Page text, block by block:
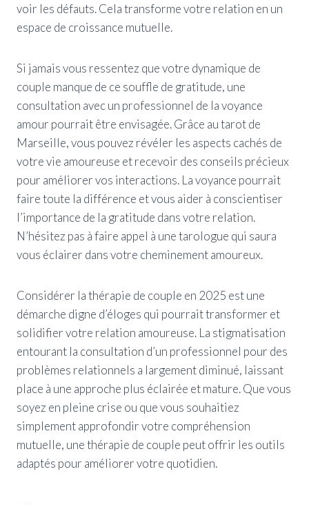
voir les défauts. Cela transforme votre relation en un
espace de croissance mutuelle.
Si jamais vous ressentez que votre dynamique de
couple manque de ce souffle de gratitude, une
consultation avec un professionnel de la voyance
amour pourrait être envisagée. Grâce au tarot de
Marseille, vous pouvez révéler les aspects cachés de
votre vie amoureuse et recevoir des conseils précieux
pour améliorer vos interactions. La voyance pourrait
faire toute la différence et vous aider à conscientiser
l’importance de la gratitude dans votre relation.
N’hésitez pas à faire appel à une tarologue qui saura
vous éclairer dans votre cheminement amoureux.
Considérer la thérapie de couple en 2025 est une
démarche digne d’éloges qui pourrait transformer et
solidifier votre relation amoureuse. La stigmatisation
entourant la consultation d’un professionnel pour des
problèmes relationnels a largement diminué, laissant
place à une approche plus éclairée et mature. Que vous
soyez en pleine crise ou que vous souhaitiez
simplement approfondir votre compréhension
mutuelle, une thérapie de couple peut offrir les outils
adaptés pour améliorer votre quotidien.